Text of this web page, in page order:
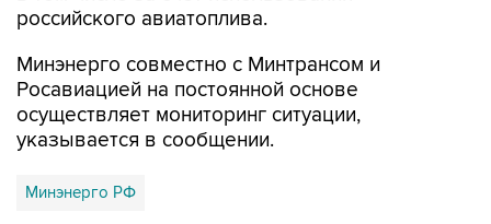
российского авиатоплива.
Минэнерго совместно с Минтрансом и
Росавиацией на постоянной основе
осуществляет мониторинг ситуации,
указывается в сообщении.
Минэнерго РФ